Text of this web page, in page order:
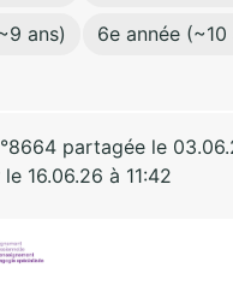
ans)
6e année (~10
partagée le
16.06.26 à 11:42